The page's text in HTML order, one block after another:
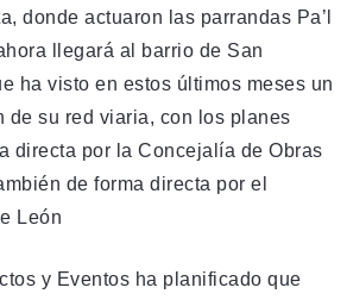
donde actuaron las parrandas Pa’l
llegará al barrio de San
ha visto en estos últimos meses un
de su red viaria, con los planes
directa por la Concejalía de Obras
de forma directa por el
León
y Eventos ha planificado que